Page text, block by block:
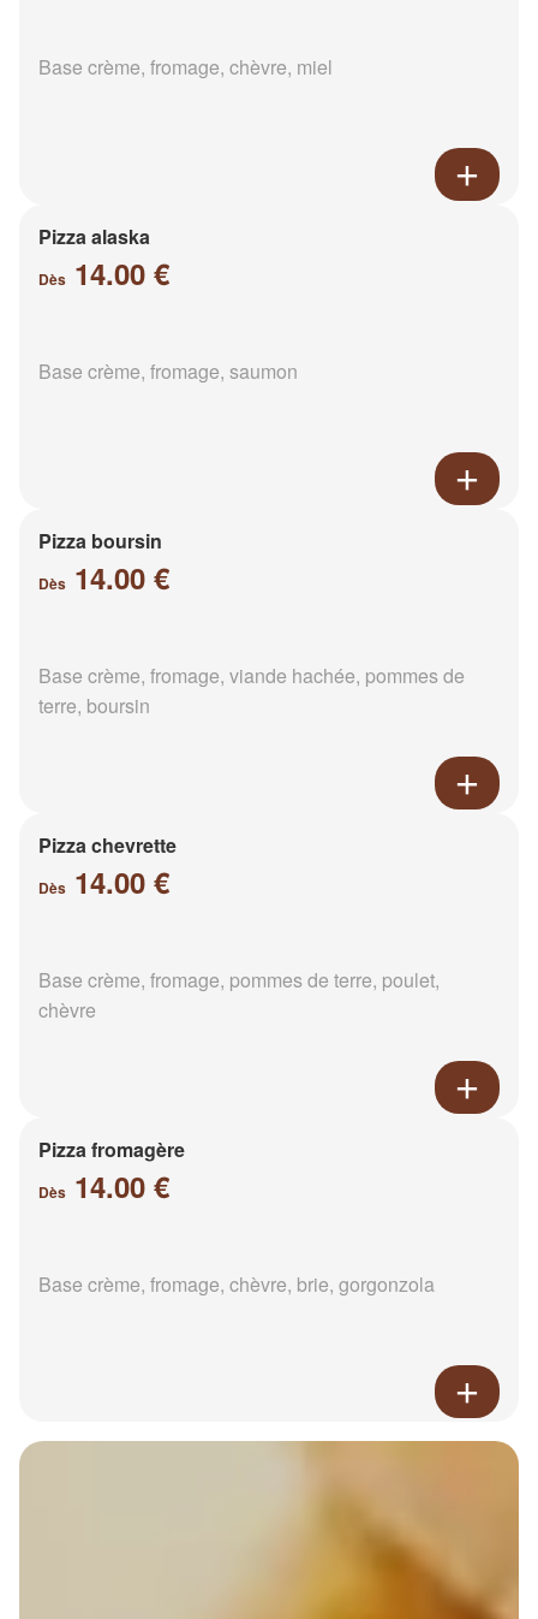
Base crème, fromage, chèvre, miel
Pizza alaska
Dès 14.00 €
Base crème, fromage, saumon
Pizza boursin
Dès 14.00 €
Base crème, fromage, viande hachée, pommes de
terre, boursin
Pizza chevrette
Dès 14.00 €
Base crème, fromage, pommes de terre, poulet,
chèvre
Pizza fromagère
Dès 14.00 €
Base crème, fromage, chèvre, brie, gorgonzola